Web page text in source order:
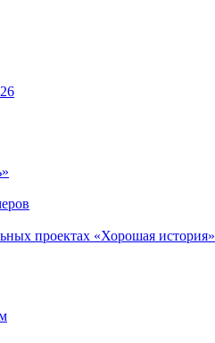
проектах «Хорошая история»